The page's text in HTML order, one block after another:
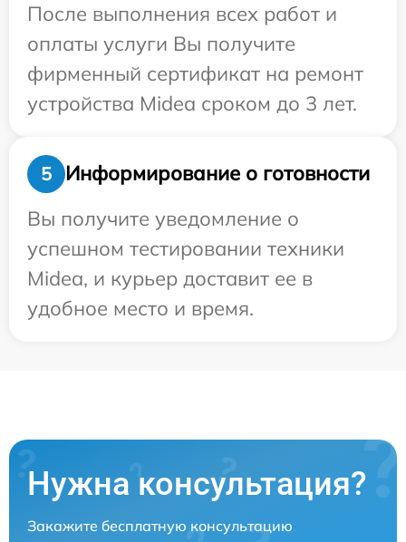
После выполнения всех работ и
оплаты услуги Вы получите
фирменный сертификат на ремонт
устройства Midea сроком до 3 лет.
5
Информирование о готовности
Вы получите уведомление о
успешном тестировании техники
Midea, и курьер доставит ее в
удобное место и время.
Нужна консультация?
Закажите бесплатную консультацию